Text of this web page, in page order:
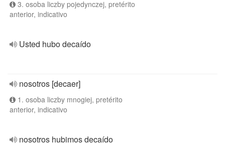
3. osoba liczby pojedynczej, pretérito
anterior, indicativo
Usted hubo decaído
nosotros [decaer]
1. osoba liczby mnogiej, pretérito
anterior, indicativo
nosotros hubimos decaído